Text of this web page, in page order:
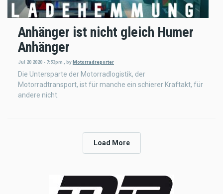
Anhänger ist nicht gleich Humer
Anhänger
Jul 20 2020 - 7:53pm byMotorradreporter
Die Untersparte der Motorradlogistik, der
Motorradtransport, ist für manche ein schierer Kraftakt, für
andere nicht.
Load More